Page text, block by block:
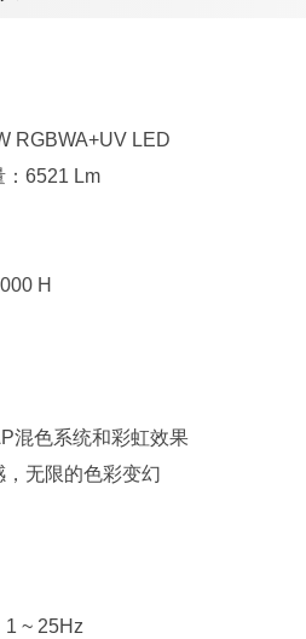
RGBWA+UV LED
：6521 Lm
H
混色系统和彩虹效果
无限的色彩变幻
1 ~ 25Hz